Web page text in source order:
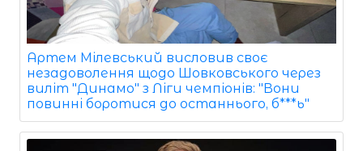
Артем Мілевський висловив своє
незадоволення щодо Шовковського через
виліт "Динамо" з Ліги чемпіонів: "Вони
повинні боротися до останнього, б***ь"